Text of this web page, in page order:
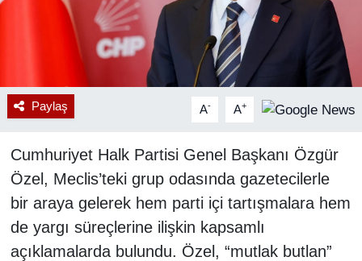
Paylaş A- A+
Cumhuriyet Halk Partisi Genel Başkanı Özgür
Özel, Meclis’teki grup odasında gazetecilerle
bir araya gelerek hem parti içi tartışmalara hem
de yargı süreçlerine ilişkin kapsamlı
açıklamalarda bulundu. Özel, “mutlak butlan”